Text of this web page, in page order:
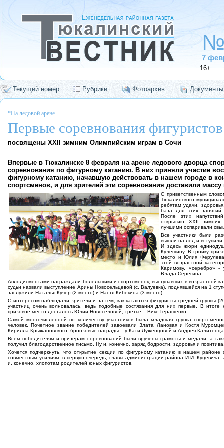
7
16+
Текущий номер Рубрики Фотоархив Документы
*На ледовой арене
Первые соревнования фигуристов
посвящены XXII зимним Олимпийским играм в Сочи
Впервые в Тюкалинске 8 февраля на арене ледового дворца
соревнования по фигурному катанию. В них приняли участие
фигурному катанию, начавшую действовать в нашем городе в
спортсменов, и для зрителей эти соревнования доставили массу
С приветственным
Тюкалинского
ребятам удачи,
база для этих занятий
После этих
открытию ХХII зимних
лучшими оспаривали
Все участники были
вышли на лед и вступили
И здесь жюри
Кулешину. В тройку
место и Юлия
этой возрастной
Каримову, «серебро»
Влада Серегина.
Аплодисментами награждали болельщики и спортсменок, выступавших в возрастной
судьи назвали выступление Арины Новосельцевой (с. Валуевка), поднявшейся на 1
заслужили Наталья Кучер (2 место) и Настя Кибекина (3 место).
С интересом наблюдали зрители и за тем, как катаются фигуристы средней группы
участниц очень волновалась, ведь подобные состязания для них первые. В
призовое место досталось Юлии Новоселовой, третье – Вике Геращенко.
Самой многочисленной по количеству участников была младшая группа
человек. Почетное звание победителей завоевали Злата Лановая и Костя
Кирилла Крыжановского, бронзовые награды – у Кати Луженцовой и Андрея
Всем победителям и призерам соревнований были вручены грамоты и медали, а
получил благодарственное письмо. Ну и, конечно, заряд бодрости, здоровья и
Хочется подчеркнуть, что открытие секции по фигурному катанию в нашем
совместным усилиям, в первую очередь, главы администрации района И.И.
и, конечно, хлопотам родителей юных фигуристов.